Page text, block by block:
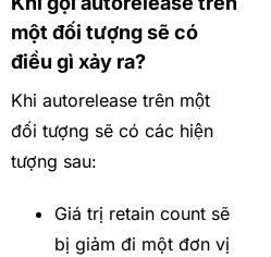
một đối tượng sẽ có
điều gì xảy ra?
Khi autorelease trên một
đối tượng sẽ có các hiện
tượng sau:
Giá trị retain count sẽ
bị giảm đi một đơn vị